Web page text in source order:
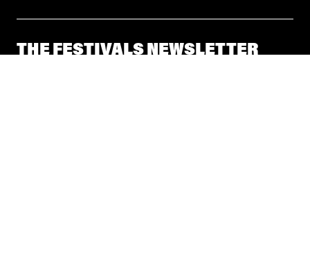
THE FESTIVALS NEWSLETTER